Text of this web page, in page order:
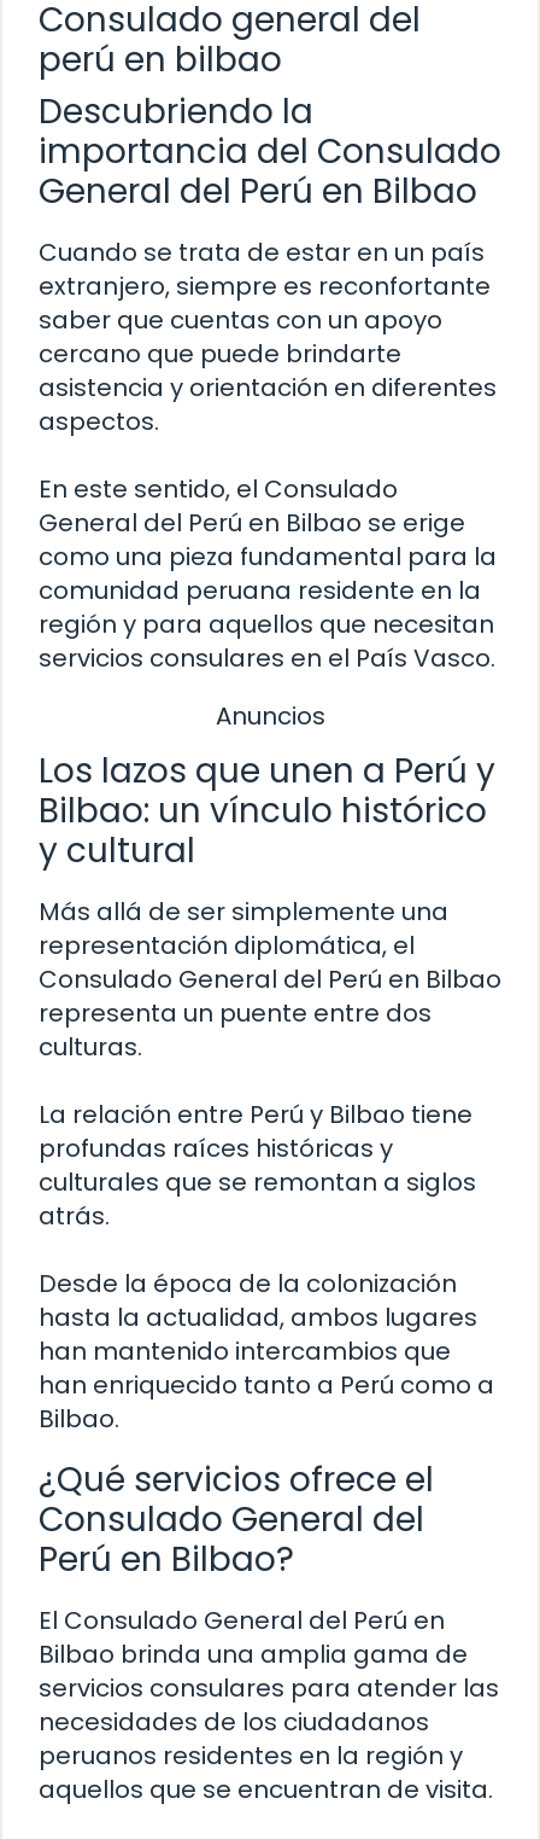
Consulado general del
perú en bilbao
Descubriendo la
importancia del Consulado
General del Perú en Bilbao
Cuando se trata de estar en un país
extranjero, siempre es reconfortante
saber que cuentas con un apoyo
cercano que puede brindarte
asistencia y orientación en diferentes
aspectos.
En este sentido, el Consulado
General del Perú en Bilbao se erige
como una pieza fundamental para la
comunidad peruana residente en la
región y para aquellos que necesitan
servicios consulares en el País Vasco.
Anuncios
Los lazos que unen a Perú y
Bilbao: un vínculo histórico
y cultural
Más allá de ser simplemente una
representación diplomática, el
Consulado General del Perú en Bilbao
representa un puente entre dos
culturas.
La relación entre Perú y Bilbao tiene
profundas raíces históricas y
culturales que se remontan a siglos
atrás.
Desde la época de la colonización
hasta la actualidad, ambos lugares
han mantenido intercambios que
han enriquecido tanto a Perú como a
Bilbao.
¿Qué servicios ofrece el
Consulado General del
Perú en Bilbao?
El Consulado General del Perú en
Bilbao brinda una amplia gama de
servicios consulares para atender las
necesidades de los ciudadanos
peruanos residentes en la región y
aquellos que se encuentran de visita.